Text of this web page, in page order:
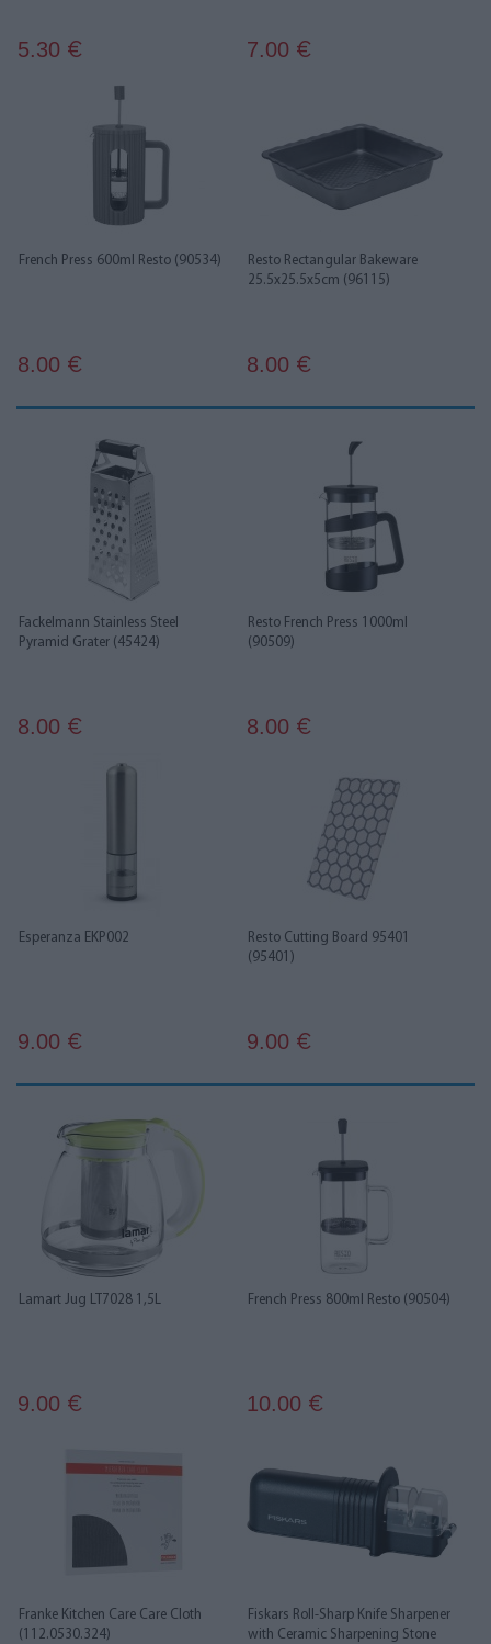
5.30 € 7.00 €
French Press 600ml Resto (90534)
8.00 €
Resto Rectangular Bakeware
25.5x25.5x5cm (96115)
8.00 €
Fackelmann Stainless Steel
Pyramid Grater (45424)
8.00 €
Resto French Press 1000ml
(90509)
8.00 €
Esperanza EKP002
9.00 €
Resto Cutting Board 95401
(95401)
9.00 €
Lamart Jug LT7028 1,5L
9.00 €
French Press 800ml Resto (90504)
10.00 €
Franke Kitchen Care Care Cloth
(112.0530.324)
Fiskars Roll-Sharp Knife Sharpener
with Ceramic Sharpening Stone